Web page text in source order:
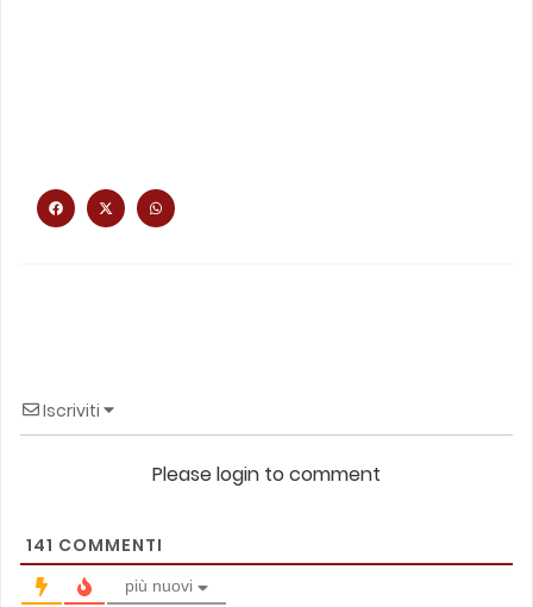
Iscriviti
Please login to comment
141 COMMENTI
più nuovi